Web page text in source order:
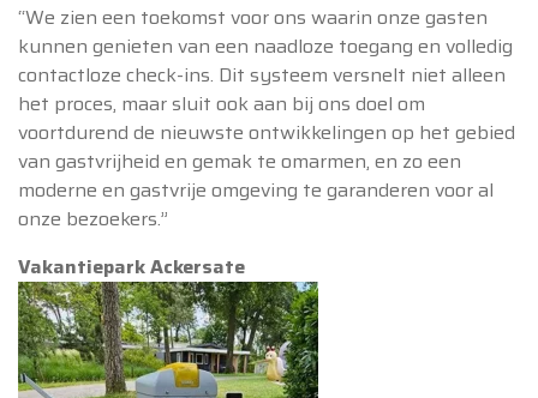
“We zien een toekomst voor ons waarin onze gasten
kunnen genieten van een naadloze toegang en volledig
contactloze check-ins. Dit systeem versnelt niet alleen
het proces, maar sluit ook aan bij ons doel om
voortdurend de nieuwste ontwikkelingen op het gebied
van gastvrijheid en gemak te omarmen, en zo een
moderne en gastvrije omgeving te garanderen voor al
onze bezoekers.”
Vakantiepark Ackersate